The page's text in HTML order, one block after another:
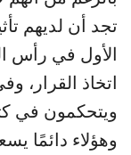
تجد أن لديهم
الأول في رأس
اتخاذ القرار،
ويتحكمون في
وهؤلاء دائمًا